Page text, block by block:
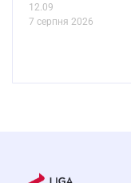
12.09
7 серпня 2026